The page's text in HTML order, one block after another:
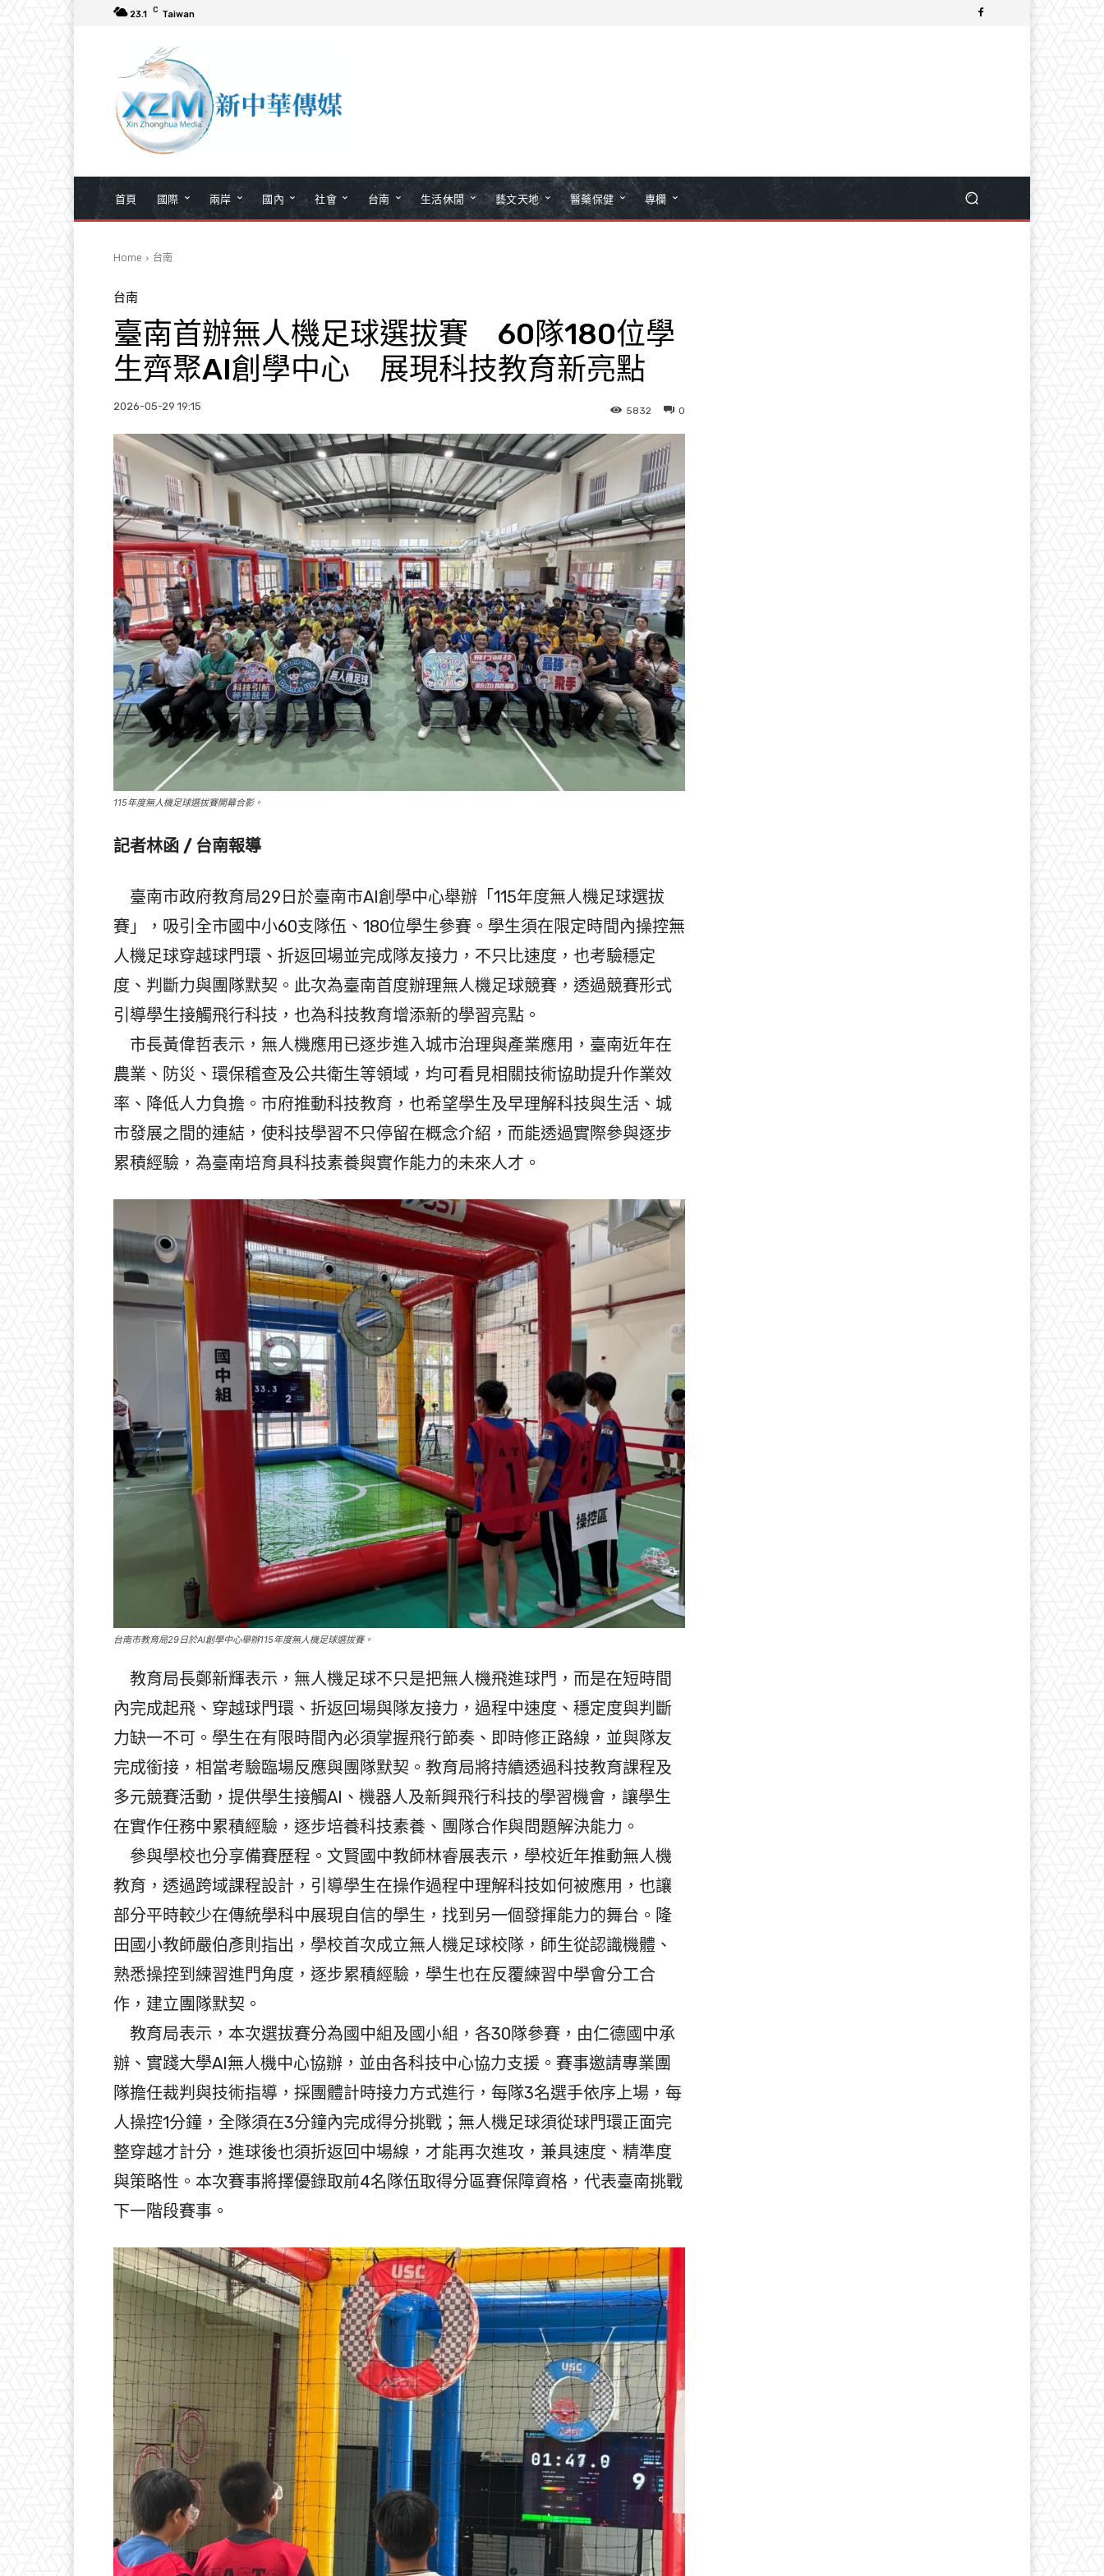
23.1 C Taiwan
首頁 國際 兩岸 國內 社會 台南 生活休閒 藝文天地 醫藥保健 專欄
Home 台南
台南
臺南首辦無人機足球選拔賽 60隊180位學
生齊聚AI創學中心 展現科技教育新亮點
2026-05-29 19:15 0
5832
115年度無人機足球選拔賽開幕合影。
記者林函 / 台南報導
臺南市政府教育局29日於臺南市AI創學中心舉辦「115年度無人機足球選拔
賽」，吸引全市國中小60支隊伍、180位學生參賽。學生須在限定時間內操控無
人機足球穿越球門環、折返回場並完成隊友接力，不只比速度，也考驗穩定
度、判斷力與團隊默契。此次為臺南首度辦理無人機足球競賽，透過競賽形式
引導學生接觸飛行科技，也為科技教育增添新的學習亮點。
市長黃偉哲表示，無人機應用已逐步進入城市治理與產業應用，臺南近年在
農業、防災、環保稽查及公共衛生等領域，均可看見相關技術協助提升作業效
率、降低人力負擔。市府推動科技教育，也希望學生及早理解科技與生活、城
市發展之間的連結，使科技學習不只停留在概念介紹，而能透過實際參與逐步
累積經驗，為臺南培育具科技素養與實作能力的未來人才。
台南市教育局29日於AI創學中心舉辦115年度無人機足球選拔賽。
教育局長鄭新輝表示，無人機足球不只是把無人機飛進球門，而是在短時間
內完成起飛、穿越球門環、折返回場與隊友接力，過程中速度、穩定度與判斷
力缺一不可。學生在有限時間內必須掌握飛行節奏、即時修正路線，並與隊友
完成銜接，相當考驗臨場反應與團隊默契。教育局將持續透過科技教育課程及
多元競賽活動，提供學生接觸AI、機器人及新興飛行科技的學習機會，讓學生
在實作任務中累積經驗，逐步培養科技素養、團隊合作與問題解決能力。
參與學校也分享備賽歷程。文賢國中教師林睿展表示，學校近年推動無人機
教育，透過跨域課程設計，引導學生在操作過程中理解科技如何被應用，也讓
部分平時較少在傳統學科中展現自信的學生，找到另一個發揮能力的舞台。隆
田國小教師嚴伯彥則指出，學校首次成立無人機足球校隊，師生從認識機體、
熟悉操控到練習進門角度，逐步累積經驗，學生也在反覆練習中學會分工合
作，建立團隊默契。
教育局表示，本次選拔賽分為國中組及國小組，各30隊參賽，由仁德國中承
辦、實踐大學AI無人機中心協辦，並由各科技中心協力支援。賽事邀請專業團
隊擔任裁判與技術指導，採團體計時接力方式進行，每隊3名選手依序上場，每
人操控1分鐘，全隊須在3分鐘內完成得分挑戰；無人機足球須從球門環正面完
整穿越才計分，進球後也須折返回中場線，才能再次進攻，兼具速度、精準度
與策略性。本次賽事將擇優錄取前4名隊伍取得分區賽保障資格，代表臺南挑戰
下一階段賽事。